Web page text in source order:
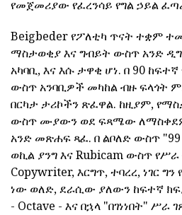
የመጀመሪያው የፈረንሳይ የግል ኃይል
Beigbeder የፖለቲካ ጥናት ተቋም
ማስታወቂያ እና ግብይት ውስጥ አንድ
አካባቢ, እና እሱ ታዋቂ ሆነ. በ 90
ውስጥ አንባቢዎች መካከል ብዙ ፍላጎት
በርካታ ታሪኮችን ጽፈዋል. ከዚያም,
ውስጥ ሙያውን ወደ ፍጻሜው
አንድ መጽሐፍ ጻፈ. በ ልቦለድ ውስጥ
ወኪል ያንግ እና Rubicam ውስጥ
Copywriter, እርግጥ, ተባረረ, ነገር
ነው ወለድ, ደራሲው ያለውን ከፍተኛ
- Octave - እና በኋላ "በገነነበት" ሥራ